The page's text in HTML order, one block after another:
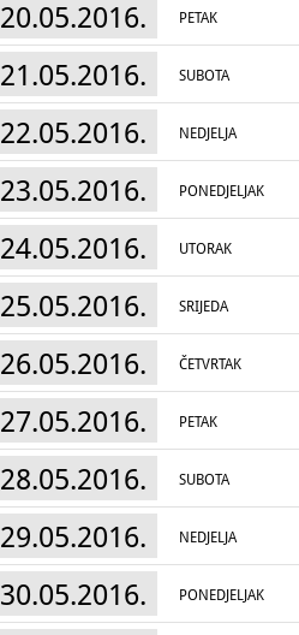
20.05.2016. PETAK
21.05.2016. SUBOTA
22.05.2016. NEDJELJA
23.05.2016. PONEDJELJAK
24.05.2016. UTORAK
25.05.2016. SRIJEDA
26.05.2016. ČETVRTAK
27.05.2016. PETAK
28.05.2016. SUBOTA
29.05.2016. NEDJELJA
30.05.2016. PONEDJELJAK